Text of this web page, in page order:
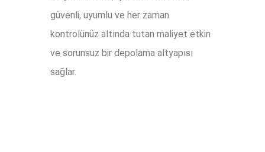
güvenli, uyumlu ve her zaman
kontrolünüz altında tutan maliyet etkin
ve sorunsuz bir depolama altyapısı
sağlar.